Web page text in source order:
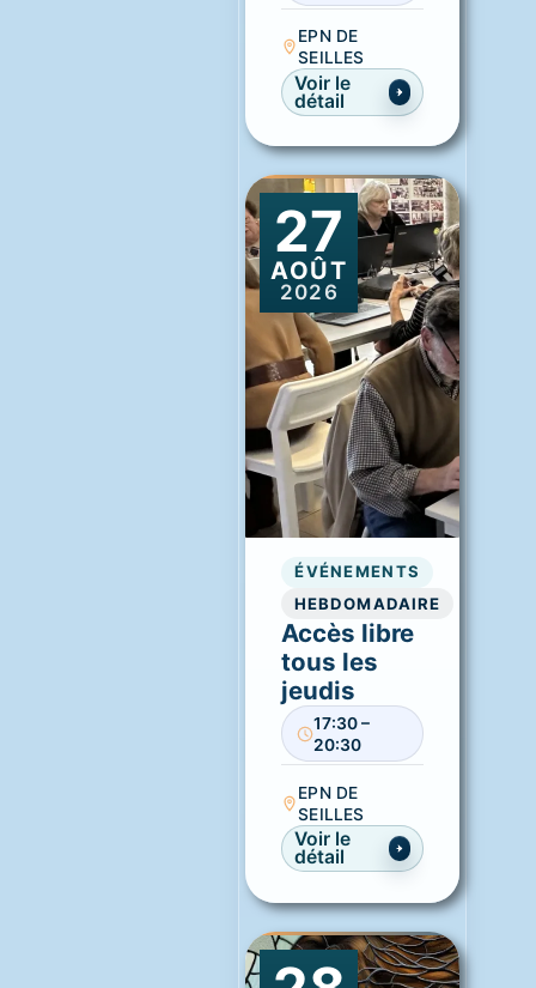
EPN DE
SEILLES
Voir le
détail
27
AOÛT
2026
ÉVÉNEMENTS
HEBDOMADAIRE
Accès libre
tous les
jeudis
17:30 –
20:30
EPN DE
SEILLES
Voir le
détail